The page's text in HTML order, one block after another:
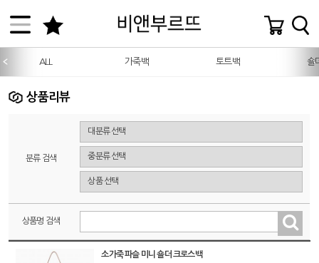
ALL 가죽백 토트백 숄
상품리뷰
분류 검색
상품명 검색
소가죽 파슬 미니 숄더 크로스백